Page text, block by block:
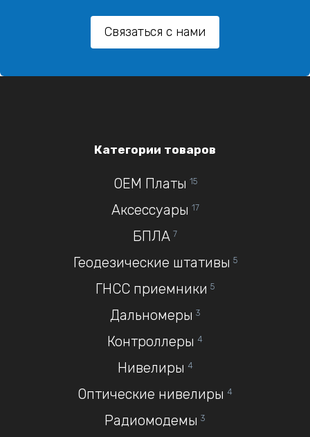
Связаться с нами
Категории товаров
OEM Платы 15
Аксессуары 17
БПЛА 7
Геодезические штативы 5
ГНСС приемники 5
Дальномеры 3
Контроллеры 4
Нивелиры 4
Оптические нивелиры 4
Радиомодемы 3